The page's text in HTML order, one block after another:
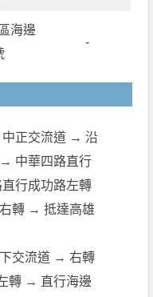
海邊
-
正交流道 → 沿
中華四路直行
行成功路左轉
轉 → 抵達高雄
交流道 → 右轉
轉 → 直行海邊